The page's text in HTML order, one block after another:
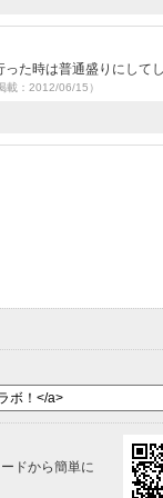
た時は普通盛りにして
：2012/06/15）
ドから簡単に